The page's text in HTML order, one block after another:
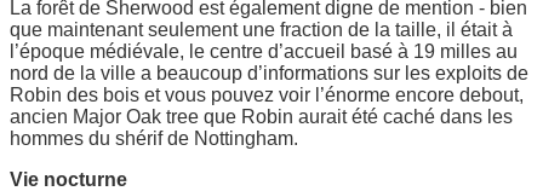
La forêt de Sherwood est également digne de mention - bien
que maintenant seulement une fraction de la taille, il était à
l’époque médiévale, le centre d’accueil basé à 19 milles au
nord de la ville a beaucoup d’informations sur les exploits de
Robin des bois et vous pouvez voir l’énorme encore debout,
ancien Major Oak tree que Robin aurait été caché dans les
hommes du shérif de Nottingham.
Vie nocturne